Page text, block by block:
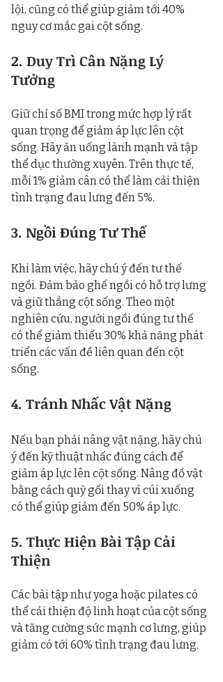
lội, cũng có thể giúp giảm tới 40%
nguy cơ mắc gai cột sống.
2. Duy Trì Cân Nặng Lý
Tưởng
Giữ chỉ số BMI trong mức hợp lý rất
quan trọng để giảm áp lực lên cột
sống. Hãy ăn uống lành mạnh và tập
thể dục thường xuyên. Trên thực tế,
mỗi 1% giảm cân có thể làm cải thiện
tình trạng đau lưng đến 5%.
3. Ngồi Đúng Tư Thế
Khi làm việc, hãy chú ý đến tư thế
ngồi. Đảm bảo ghế ngồi có hỗ trợ lưng
và giữ thẳng cột sống. Theo một
nghiên cứu, người ngồi đúng tư thế
có thể giảm thiểu 30% khả năng phát
triển các vấn đề liên quan đến cột
sống.
4. Tránh Nhấc Vật Nặng
Nếu bạn phải nâng vật nặng, hãy chú
ý đến kỹ thuật nhấc đúng cách để
giảm áp lực lên cột sống. Nâng đồ vật
bằng cách quỳ gối thay vì cúi xuống
có thể giúp giảm đến 50% áp lực.
5. Thực Hiện Bài Tập Cải
Thiện
Các bài tập như yoga hoặc pilates có
thể cải thiện độ linh hoạt của cột sống
và tăng cường sức mạnh cơ lưng, giúp
giảm có tới 60% tình trạng đau lưng.